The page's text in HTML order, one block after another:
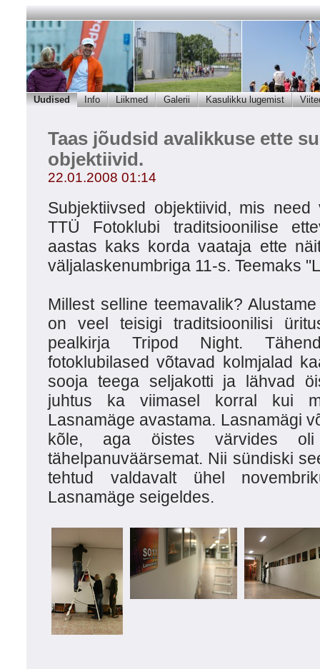
Uudised Info Liikmed Galerii Kasulikku lugemist
Taas jõudsid avalikkuse ette
objektiivid.
22.01.2008 01:14
Subjektiivsed objektiivid, mis
TTÜ Fotoklubi traditsioonilise
aastas kaks korda vaataja ette
väljalaskenumbriga 11-s. Teemaks
Millest selline teemavalik?
on veel teisigi traditsioonilisi
pealkirja Tripod Night.
fotoklubilased võtavad kolmjalad
sooja teega seljakotti ja lähvad
juhtus ka viimasel korral kui
Lasnamäge avastama. Lasnamägi
kõle, aga öistes värvides
tähelpanuväärsemat. Nii sündiski
tehtud valdavalt ühel
Lasnamäge seigeldes.